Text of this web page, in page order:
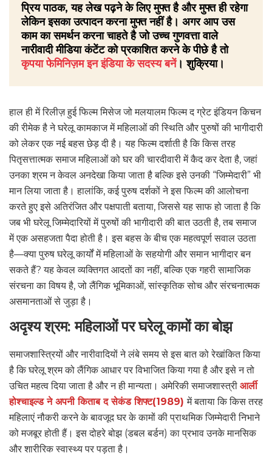
प्रिय पाठक, यह लेख पढ़ने के लिए मुफ्त है और मुफ्त ही रहेगा
लेकिन इसका उत्पादन करना मुफ्त नहीं है। अगर आप उस
काम का समर्थन करना चाहते है जो उच्च गुणवत्ता वाले
नारीवादी मीडिया कंटेंट को प्रकाशित करने के पीछे है तो
कृपया फेमिनिज़म इन इंडिया के सदस्य बनें। शुक्रिया।
हाल ही में रिलीज़ हुई फिल्म मिसेज जो मलयालम फिल्म द ग्रेट इंडियन किचन
की रीमेक है ने घरेलू कामकाज में महिलाओं की स्थिति और पुरुषों की भागीदारी
को लेकर एक नई बहस छेड़ दी है। यह फिल्म दर्शाती है कि किस तरह
पितृसत्तात्मक समाज महिलाओं को घर की चारदीवारी में कैद कर देता है, जहां
उनका श्रम न केवल अनदेखा किया जाता है बल्कि इसे उनकी “जिम्मेदारी” भी
मान लिया जाता है। हालांकि, कई पुरुष दर्शकों ने इस फिल्म की आलोचना
करते हुए इसे अतिरंजित और पक्षपाती बताया, जिससे यह साफ हो जाता है कि
जब भी घरेलू जिम्मेदारियों में पुरुषों की भागीदारी की बात उठती है, तब समाज
में एक असहजता पैदा होती है। इस बहस के बीच एक महत्वपूर्ण सवाल उठता
है—क्या पुरुष घरेलू कार्यों में महिलाओं के सहयोगी और समान भागीदार बन
सकते हैं? यह केवल व्यक्तिगत आदतों का नहीं, बल्कि एक गहरी सामाजिक
संरचना का विषय है, जो लैंगिक भूमिकाओं, सांस्कृतिक सोच और संरचनात्मक
असमानताओं से जुड़ा है।
अदृश्य श्रम: महिलाओं पर घरेलू कामों का बोझ
समाजशास्त्रियों और नारीवादियों ने लंबे समय से इस बात को रेखांकित किया
है कि घरेलू श्रम को लैंगिक आधार पर विभाजित किया गया है और इसे न तो
उचित महत्व दिया जाता है और न ही मान्यता। अमेरिकी समाजशास्त्री आर्ली
होश्चाइल्ड ने अपनी किताब द सेकंड शिफ्ट(1989) में बताया कि किस तरह
महिलाएं नौकरी करने के बावजूद घर के कामों की प्राथमिक जिम्मेदारी निभाने
को मजबूर होती हैं। इस दोहरे बोझ (डबल बर्डन) का प्रभाव उनके मानसिक
और शारीरिक स्वास्थ्य पर पड़ता है।